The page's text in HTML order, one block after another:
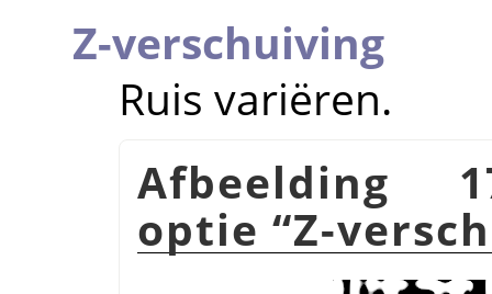
Z-verschuiving
Ruis variëren.
Afbeelding
optie “Z-